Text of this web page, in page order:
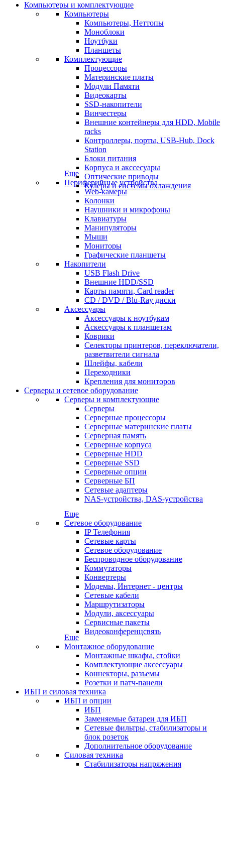
Компьютеры и комплектующие
Компьютеры
Компьютеры, Неттопы
Моноблоки
Ноутбуки
Планшеты
Комплектующие
Процессоры
Материнские платы
Модули Памяти
Видеокарты
SSD-накопители
Винчестеры
Внешние контейнеры для HDD, Mobile
racks
Контроллеры, порты, USB-Hub, Dock
Station
Блоки питания
Корпуса и акссесуары
Оптические приводы
Кулеры и системы охлаждения
Еще
Периферийные устройства
Web-камеры
Колонки
Наушники и микрофоны
Клавиатуры
Манипуляторы
Мыши
Мониторы
Графические планшеты
Накопители
USB Flash Drive
Внешние HDD/SSD
Карты памяти, Card reader
CD / DVD / Blu-Ray диски
Аксессуары
Аксессуары к ноутбукам
Аскессуары к планшетам
Коврики
Селекторы принтеров, переключатели,
разветвители сигнала
Шлейфы, кабели
Переходники
Крепления для мониторов
Серверы и сетевое оборудование
Серверы и комплектующие
Серверы
Серверные процессоры
Серверные материнские платы
Серверная память
Серверные корпуса
Серверные HDD
Серверные SSD
Серверные опции
Серверные БП
Сетевые адаптеры
NAS-устройства, DAS-устройства
Еще
Сетевое оборудование
IP Телефония
Сетевые карты
Сетевое оборудование
Беспроводное оборудование
Коммутаторы
Конвертеры
Модемы, Интернет - центры
Сетевые кабели
Маршрутизаторы
Модули, аксессуары
Сервисные пакеты
Видеоконференцсвязь
Еще
Монтажное оборудование
Монтажные шкафы, стойки
Комплектующие аксессуары
Коннекторы, разъемы
Розетки и патч-панели
ИБП и силовая техника
ИБП и опции
ИБП
Заменяемые батареи для ИБП
Сетевые фильтры, стабилизаторы и
блок розеток
Дополнительное оборудование
Силовая техника
Стабилизаторы напряжения